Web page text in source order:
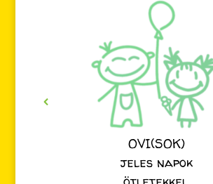
OVI(SOK)
jeles napok